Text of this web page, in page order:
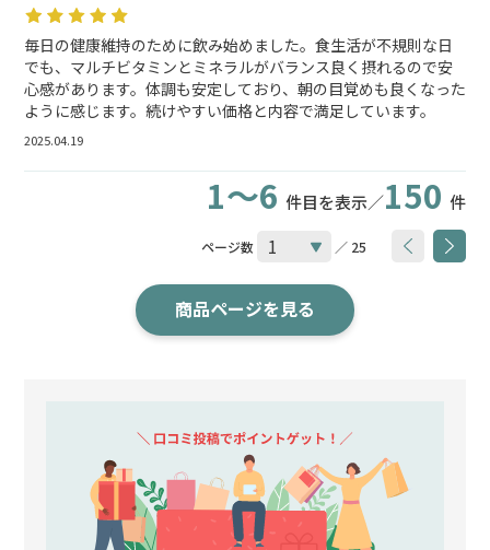
毎日の健康維持のために飲み始めました。食生活が不規則な日
でも、マルチビタミンとミネラルがバランス良く摂れるので安
心感があります。体調も安定しており、朝の目覚めも良くなった
ように感じます。続けやすい価格と内容で満足しています。
2025.04.19
1～6 件目を表示／150 件
ページ数 ／ 25
商品ページを見る